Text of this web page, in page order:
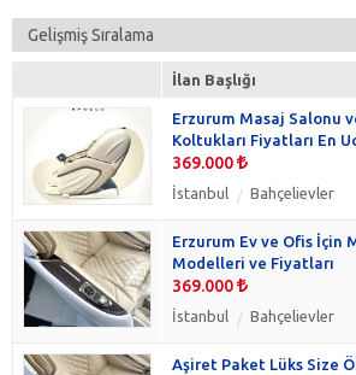
İlan Başlığı
Erzurum Masaj Salonu
Koltukları Fiyatları En
369.000
İstanbul Bahçelievler
Erzurum Ev ve Ofis İçin
Modelleri ve Fiyatları
369.000
İstanbul Bahçelievler
Aşiret Paket Lüks Size